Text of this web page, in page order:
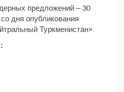
предложений – 30
дня опубликования
Туркменистан».